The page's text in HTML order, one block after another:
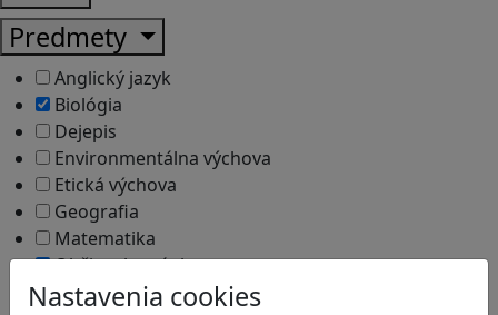
Nastavenia cookies
Predmety
Anglický jazyk
Biológia
Dejepis
Environmentálna výchova
Etická výchova
Geografia
Matematika
Občianska náuka
Vlastiveda